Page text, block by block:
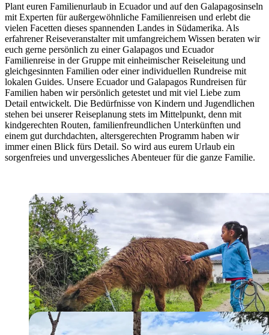
Plant euren Familienurlaub in Ecuador und auf den Galapagosinseln
mit Experten für außergewöhnliche Familienreisen und erlebt die
vielen Facetten dieses spannenden Landes in Südamerika. Als
erfahrener Reiseveranstalter mit umfangreichem Wissen beraten wir
euch gerne persönlich zu einer Galapagos und Ecuador
Familienreise in der Gruppe mit einheimischer Reiseleitung und
gleichgesinnten Familien oder einer individuellen Rundreise mit
lokalen Guides. Unsere Ecuador und Galapagos Rundreisen für
Familien haben wir persönlich getestet und mit viel Liebe zum
Detail entwickelt. Die Bedürfnisse von Kindern und Jugendlichen
stehen bei unserer Reiseplanung stets im Mittelpunkt, denn mit
kindgerechten Routen, familienfreundlichen Unterkünften und
einem gut durchdachten, altersgerechten Programm haben wir
immer einen Blick fürs Detail. So wird aus eurem Urlaub ein
sorgenfreies und unvergessliches Abenteuer für die ganze Familie.